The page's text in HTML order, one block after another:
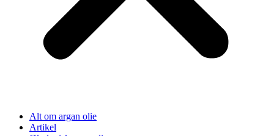
Alt om argan olie
Artikel